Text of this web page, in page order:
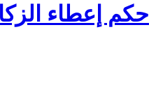
حكم إعطاء